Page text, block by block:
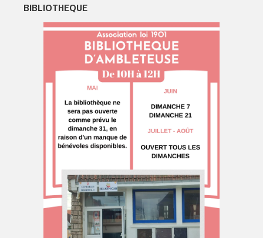
BIBLIOTHEQUE